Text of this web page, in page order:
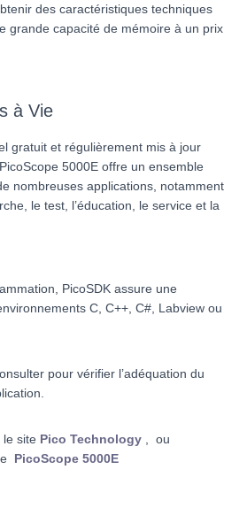
des caractéristiques techniques
grande capacité de mémoire à un prix
à Vie
gratuit et régulièrement mis à jour
PicoScope 5000E offre un ensemble
nombreuses applications, notamment
le test, l’éducation, le service et la
PicoSDK assure une
C, C++, C#, Labview ou
pour vérifier l’adéquation du
le site Pico Technology
, ou
PicoScope 5000E